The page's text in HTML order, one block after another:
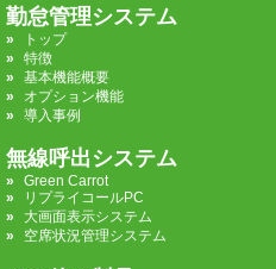
勤怠管理システム
トップ
特徴
基本機能概要
オプション機能
導入事例
無線呼出システム
Green Carrot
リプライコールPC
大画面表示システム
空席状況管理システム